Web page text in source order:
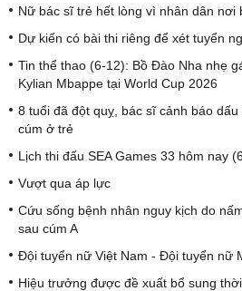
Nữ bác sĩ trẻ hết lòng vì nhân dân nơi
Dự kiến có bài thi riêng để xét tuyển
Tin thể thao (6-12): Bồ Đào Nha nhẹ
Kylian Mbappe tại World Cup 2026
8 tuổi đã đột quỵ, bác sĩ cảnh báo
cúm ở trẻ
Lịch thi đấu SEA Games 33 hôm nay
Vượt qua áp lực
Cứu sống bệnh nhân nguy kịch do
sau cúm A
Đội tuyển nữ Việt Nam - Đội tuyển nữ
Hiệu trưởng được đề xuất bổ sung